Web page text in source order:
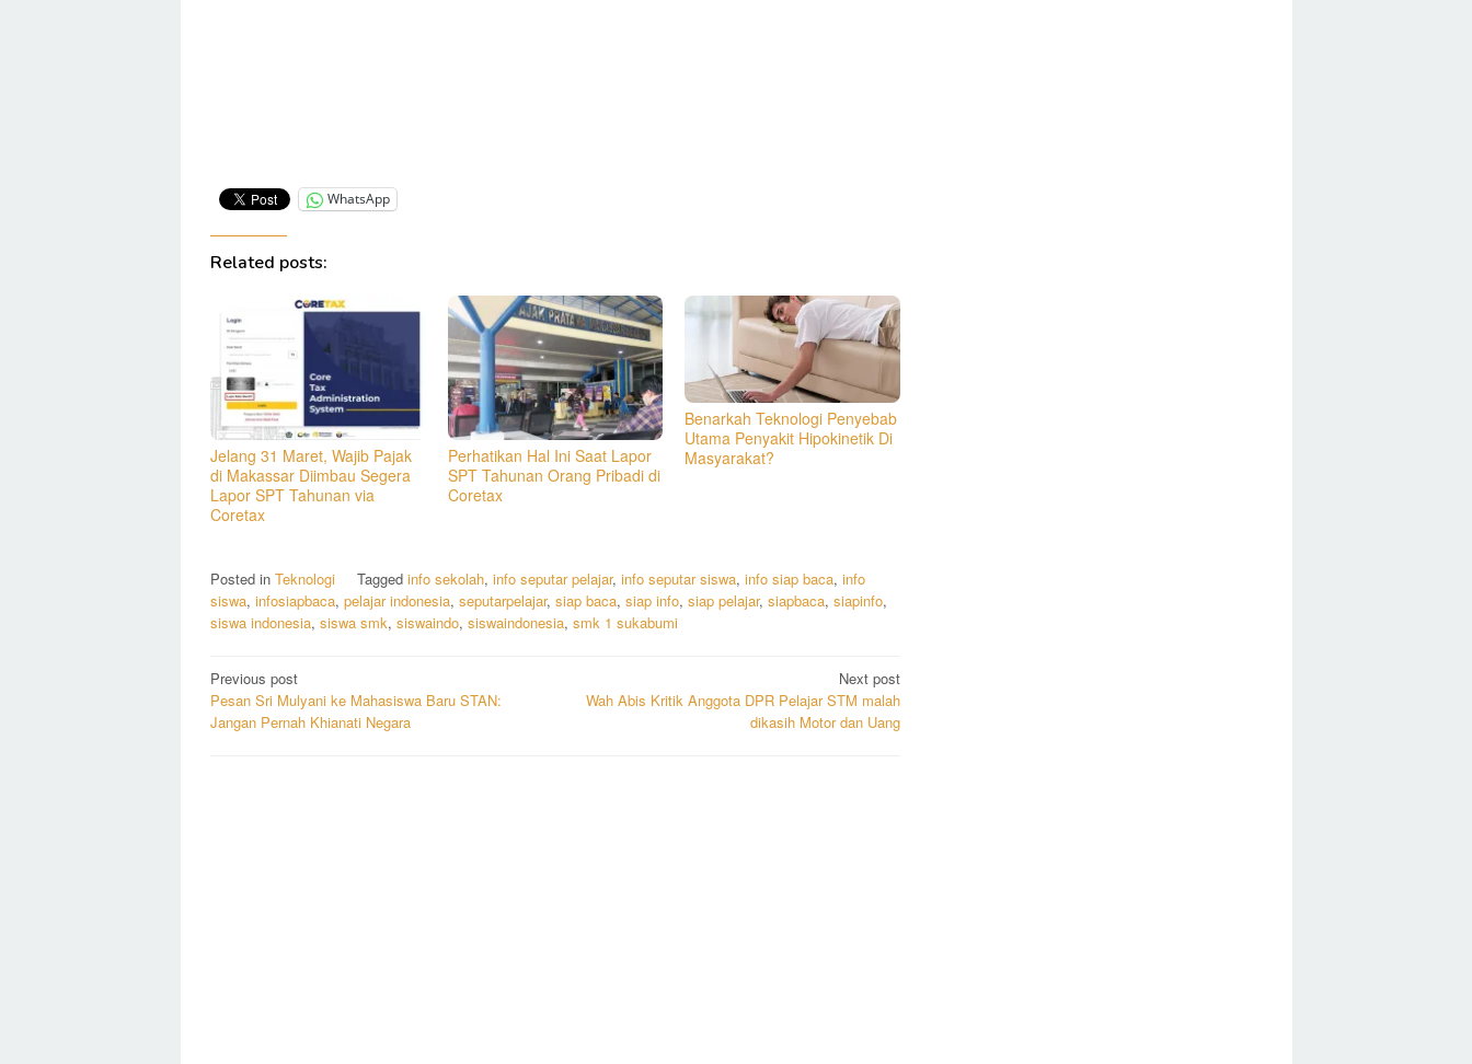
WhatsApp
Related posts:
Jelang 31 Maret, Wajib Pajak
di Makassar Diimbau Segera
Lapor SPT Tahunan via
Coretax
Perhatikan Hal Ini Saat Lapor
SPT Tahunan Orang Pribadi di
Coretax
Benarkah Teknologi Penyebab
Utama Penyakit Hipokinetik Di
Masyarakat?
Posted in Teknologi Tagged info sekolah, info seputar pelajar, info seputar siswa, info siap baca, info
siswa, infosiapbaca, pelajar indonesia, seputarpelajar, siap baca, siap info, siap pelajar, siapbaca, siapinfo,
siswa indonesia, siswa smk, siswaindo, siswaindonesia, smk 1 sukabumi
Post
navigation
Previous post
Pesan Sri Mulyani ke Mahasiswa Baru STAN:
Jangan Pernah Khianati Negara
Next post
Wah Abis Kritik Anggota DPR Pelajar STM malah
dikasih Motor dan Uang